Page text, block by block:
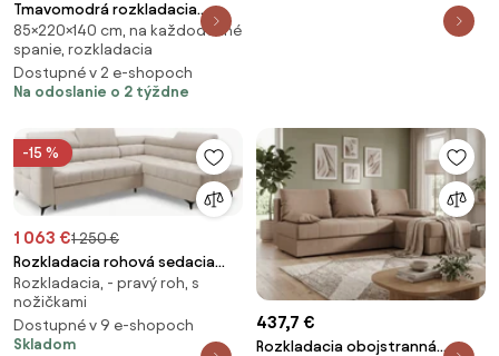
Tmavomodrá rozkladacia
rohová pohovka ZENOVA
220x140 cm, obojstranná
85×220×140 cm, na každodenné
spanie, rozkladacia
Dostupné v 2 e-shopoch
Na odoslanie o 2 týždne
-15 %
1 063 €1 250 €
Rozkladacia rohová sedacia
súprava Nardo L pravá - béžový
plyš Pretty 03
Rozkladacia, - pravý roh, s
nožičkami
Dostupné v 9 e-shopoch
Skladom
437,7 €
Rozkladacia obojstranná